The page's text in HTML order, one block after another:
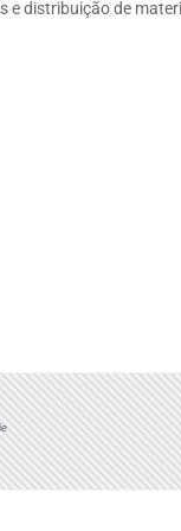
e distribuição de